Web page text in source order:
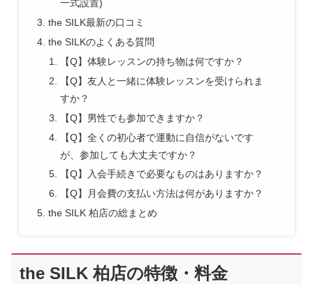
一式設置)
the SILK最新の口コミ
the SILKのよくある質問
【Q】体験レッスンの持ち物は何ですか？
【Q】友人と一緒に体験レッスンを受けられま
すか？
【Q】男性でも参加できますか？
【Q】全くの初心者で運動に自信がないです
が、参加しても大丈夫ですか？
【Q】入会手続きで必要なものはありますか？
【Q】月会費の支払い方法は何がありますか？
the SILK 柏店の総まとめ
the SILK 柏店の特徴・料金